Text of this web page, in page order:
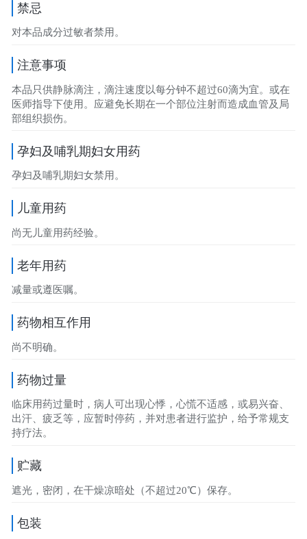
禁忌
对本品成分过敏者禁用。
注意事项
本品只供静脉滴注，滴注速度以每分钟不超过60滴为宜。或在
医师指导下使用。应避免长期在一个部位注射而造成血管及局
部组织损伤。
孕妇及哺乳期妇女用药
孕妇及哺乳期妇女禁用。
儿童用药
尚无儿童用药经验。
老年用药
减量或遵医嘱。
药物相互作用
尚不明确。
药物过量
临床用药过量时，病人可出现心悸，心慌不适感，或易兴奋、
出汗、疲乏等，应暂时停药，并对患者进行监护，给予常规支
持疗法。
贮藏
遮光，密闭，在干燥凉暗处（不超过20℃）保存。
包装